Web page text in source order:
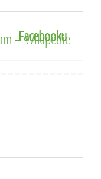
Facebooku